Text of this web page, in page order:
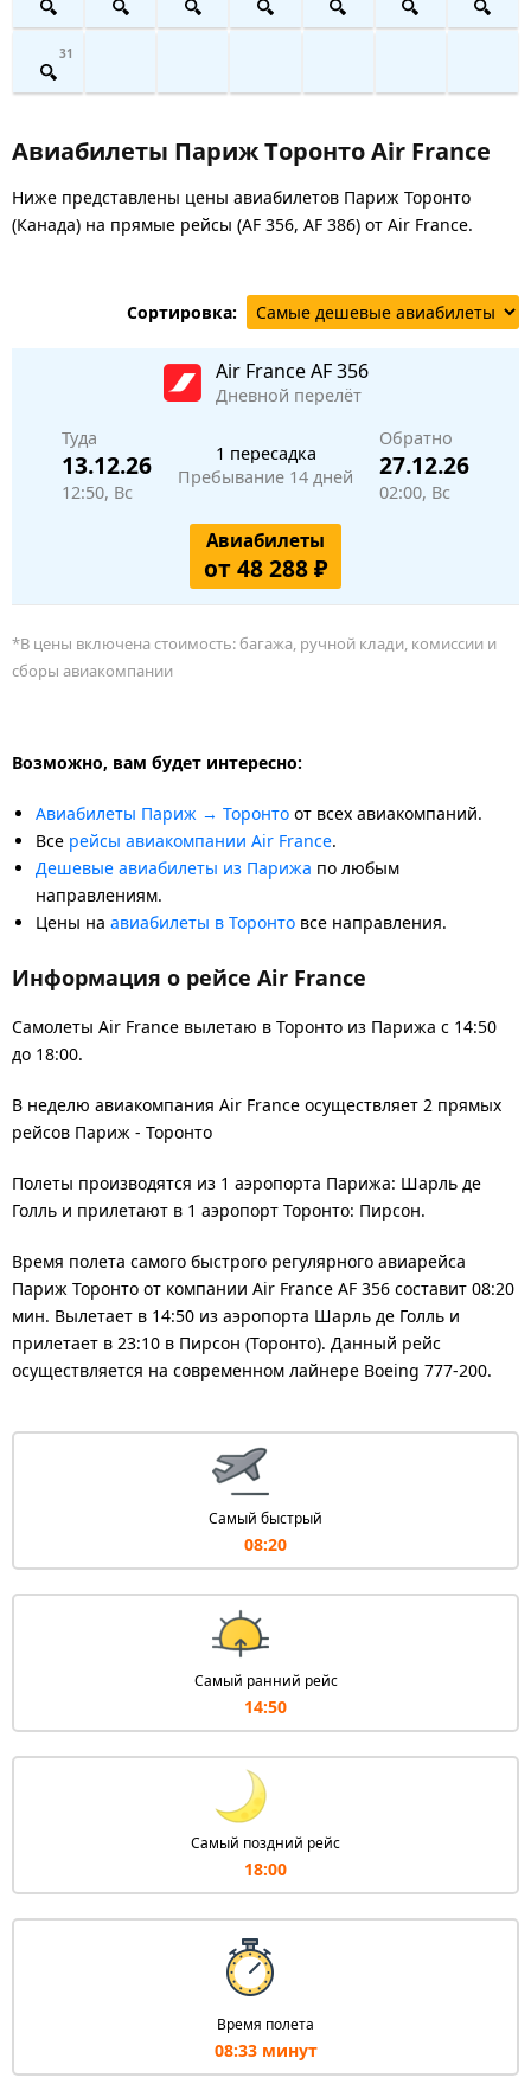
31
Авиабилеты Париж Торонто Air France
Ниже представлены цены авиабилетов Париж Торонто
(Канада) на прямые рейсы (AF 356, AF 386) от Air France.
Сортировка:
Air FranceAF 356
Дневной перелёт
Туда
13.12.26
12:50, Вс
1 пересадка
Пребывание 14 дней
Обратно
27.12.26
02:00, Вс
Авиабилеты
от 48 288 ₽
*В цены включена стоимость: багажа, ручной клади, комиссии и
сборы авиакомпании
Возможно, вам будет интересно:
Авиабилеты Париж → Торонто от всех авиакомпаний.
Все рейсы авиакомпании Air France.
Дешевые авиабилеты из Парижа по любым
направлениям.
Цены на авиабилеты в Торонто все направления.
Информация о рейсе Air France
Самолеты Air France вылетаю в Торонто из Парижа с 14:50
до 18:00.
В неделю авиакомпания Air France осуществляет 2 прямых
рейсов Париж - Торонто
Полеты производятся из 1 аэропорта Парижа: Шарль де
Голль и прилетают в 1 аэропорт Торонто: Пирсон.
Время полета самого быстрого регулярного авиарейса
Париж Торонто от компании Air France AF 356 составит 08:20
мин. Вылетает в 14:50 из аэропорта Шарль де Голль и
прилетает в 23:10 в Пирсон (Торонто). Данный рейс
осуществляется на современном лайнере Boeing 777-200.
Самый быстрый
08:20
Самый ранний рейс
14:50
Самый поздний рейс
18:00
Время полета
08:33 минут